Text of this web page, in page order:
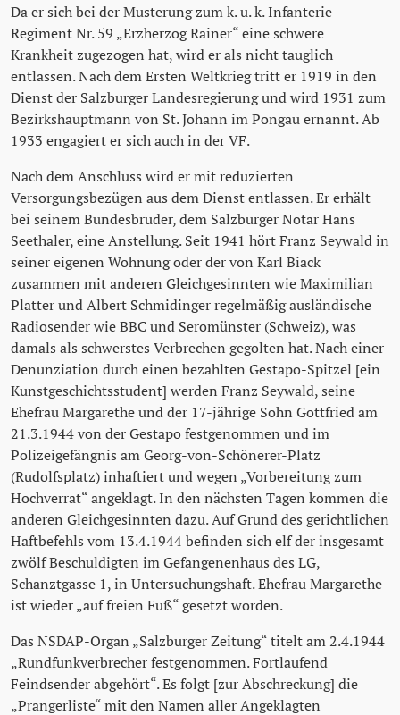
Da er sich bei der Musterung zum k. u. k. Infanterie-
Regiment Nr. 59 „Erzherzog Rainer“ eine schwere
Krankheit zugezogen hat, wird er als nicht tauglich
entlassen. Nach dem Ersten Weltkrieg tritt er 1919 in den
Dienst der Salzburger Landesregierung und wird 1931 zum
Bezirkshauptmann von St. Johann im Pongau ernannt. Ab
1933 engagiert er sich auch in der VF.
Nach dem Anschluss wird er mit reduzierten
Versorgungsbezügen aus dem Dienst entlassen. Er erhält
bei seinem Bundesbruder, dem Salzburger Notar Hans
Seethaler, eine Anstellung. Seit 1941 hört Franz Seywald in
seiner eigenen Wohnung oder der von Karl Biack
zusammen mit anderen Gleichgesinnten wie Maximilian
Platter und Albert Schmidinger regelmäßig ausländische
Radiosender wie BBC und Seromünster (Schweiz), was
damals als schwerstes Verbrechen gegolten hat. Nach einer
Denunziation durch einen bezahlten Gestapo-Spitzel [ein
Kunstgeschichtsstudent] werden Franz Seywald, seine
Ehefrau Margarethe und der 17-jährige Sohn Gottfried am
21.3.1944 von der Gestapo festgenommen und im
Polizeigefängnis am Georg-von-Schönerer-Platz
(Rudolfsplatz) inhaftiert und wegen „Vorbereitung zum
Hochverrat“ angeklagt. In den nächsten Tagen kommen die
anderen Gleichgesinnten dazu. Auf Grund des gerichtlichen
Haftbefehls vom 13.4.1944 befinden sich elf der insgesamt
zwölf Beschuldigten im Gefangenenhaus des LG,
Schanztgasse 1, in Untersuchungshaft. Ehefrau Margarethe
ist wieder „auf freien Fuß“ gesetzt worden.
Das NSDAP-Organ „Salzburger Zeitung“ titelt am 2.4.1944
„Rundfunkverbrecher festgenommen. Fortlaufend
Feindsender abgehört“. Es folgt [zur Abschreckung] die
„Prangerliste“ mit den Namen aller Angeklagten